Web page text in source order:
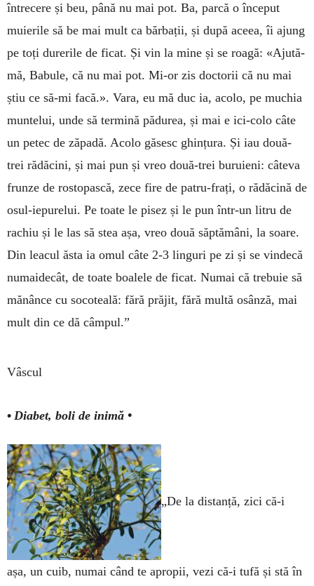
întrecere și beu, până nu mai pot. Ba, parcă o în­ceput
muierile să be mai mult ca bărbații, și după aceea, îi ajung
pe toți durerile de ficat. Și vin la mine și se roa­gă: «Ajută-
mă, Babule, că nu mai pot. Mi-or zis doc­torii că nu mai
știu ce să-mi fa­că.». Vara, eu mă duc ia, acolo, pe muchia
muntelui, unde să ter­mină pă­du­rea, și mai e ici-colo câte
un petec de ză­padă. Acolo găsesc ghințura. Și iau două-
trei ră­dă­cini, și mai pun și vreo două-trei buruieni: câteva
frun­ze de rostopască, zece fire de patru-frați, o ră­dă­cină de
osul-iepurelui. Pe toate le pisez și le pun într-un litru de
rachiu și le las să stea așa, vreo două săp­tă­mâni, la soare.
Din leacul ăsta ia omul câte 2-3 lin­guri pe zi și se vindecă
numaidecât, de toate boa­lele de ficat. Nu­mai că tre­buie să
mănânce cu soco­teală: fără prăjit, fără multă osânză, mai
mult din ce dă câm­pul.”
Vâscul
• Diabet, boli de inimă •
„De la distanță, zici că-i
așa, un cuib, numai când te apropii, vezi că-i tufă și stă în